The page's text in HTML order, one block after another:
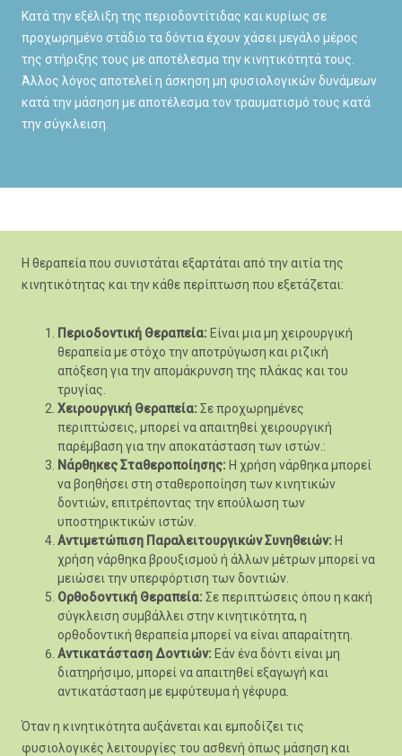
Κατά την εξέλιξη της περιοδοντίτιδας και κυρίως σε
προχωρημένο στάδιο τα δόντια έχουν χάσει μεγάλο μέρος
της στήριξης τους με αποτέλεσμα την κινητικότητά τους.
Άλλος λόγος αποτελεί η άσκηση μη φυσιολογικών δυνάμεων
κατά την μάσηση με αποτέλεσμα τον τραυματισμό τους κατά
την σύγκλειση.
Η θεραπεία που συνιστάται εξαρτάται από την αιτία της
κινητικότητας και την κάθε περίπτωση που εξετάζεται:
Περιοδοντική Θεραπεία: Είναι μια μη χειρουργική
θεραπεία με στόχο την αποτρύγωση και ριζική
απόξεση για την απομάκρυνση της πλάκας και του
τρυγίας.
Χειρουργική Θεραπεία: Σε προχωρημένες
περιπτώσεις, μπορεί να απαιτηθεί χειρουργική
παρέμβαση για την αποκατάσταση των ιστών.:
Νάρθηκες Σταθεροποίησης: Η χρήση νάρθηκα μπορεί
να βοηθήσει στη σταθεροποίηση των κινητικών
δοντιών, επιτρέποντας την επούλωση των
υποστηρικτικών ιστών.
Αντιμετώπιση Παραλειτουργικών Συνηθειών: Η
χρήση νάρθηκα βρουξισμού ή άλλων μέτρων μπορεί να
μειώσει την υπερφόρτιση των δοντιών.
Ορθοδοντική Θεραπεία: Σε περιπτώσεις όπου η κακή
σύγκλειση συμβάλλει στην κινητικότητα, η
ορθοδοντική θεραπεία μπορεί να είναι απαραίτητη.
Αντικατάσταση Δοντιών: Εάν ένα δόντι είναι μη
διατηρήσιμο, μπορεί να απαιτηθεί εξαγωγή και
αντικατάσταση με εμφύτευμα ή γέφυρα.
Όταν η κινητικότητα αυξάνεται και εμποδίζει τις
φυσιολογικές λειτουργίες του ασθενή όπως μάσηση και